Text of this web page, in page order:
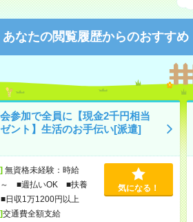
あなたの閲覧履歴からのおすすめ
参加で全員に【現金2千円相当
ント】生活のお手伝い[派遣]
無資格未経験：時給
～ ■週払いOK ■扶養
収1万1200円以上
交通費全額支給
気になる！